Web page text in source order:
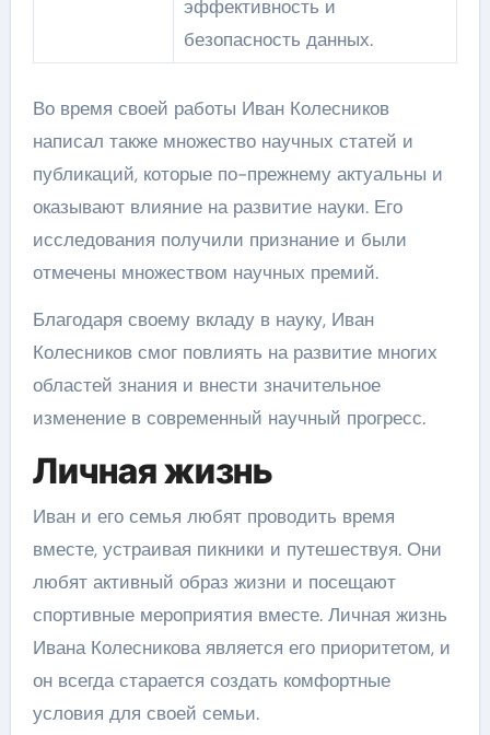
эффективность и
безопасность данных.
Во время своей работы Иван Колесников
написал также множество научных статей и
публикаций, которые по-прежнему актуальны и
оказывают влияние на развитие науки. Его
исследования получили признание и были
отмечены множеством научных премий.
Благодаря своему вкладу в науку, Иван
Колесников смог повлиять на развитие многих
областей знания и внести значительное
изменение в современный научный прогресс.
Личная жизнь
Иван и его семья любят проводить время
вместе, устраивая пикники и путешествуя. Они
любят активный образ жизни и посещают
спортивные мероприятия вместе. Личная жизнь
Ивана Колесникова является его приоритетом, и
он всегда старается создать комфортные
условия для своей семьи.